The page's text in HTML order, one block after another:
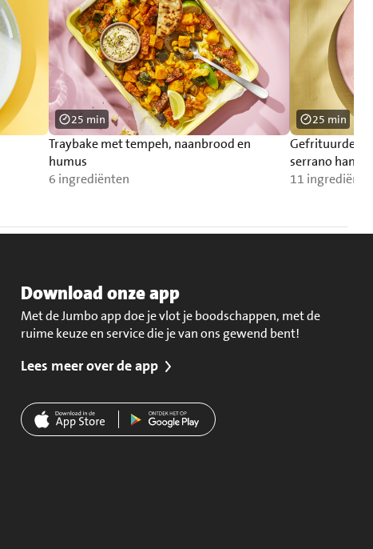
Traybake met tempeh, naanbrood en
humus
6 ingrediënten
25 min
Gefrituurde
serrano ham
11
25 min
Download onze app
Met de Jumbo app doe je vlot je boodschappen, met de
ruime keuze en service die je van ons gewend bent!
Lees meer over de app